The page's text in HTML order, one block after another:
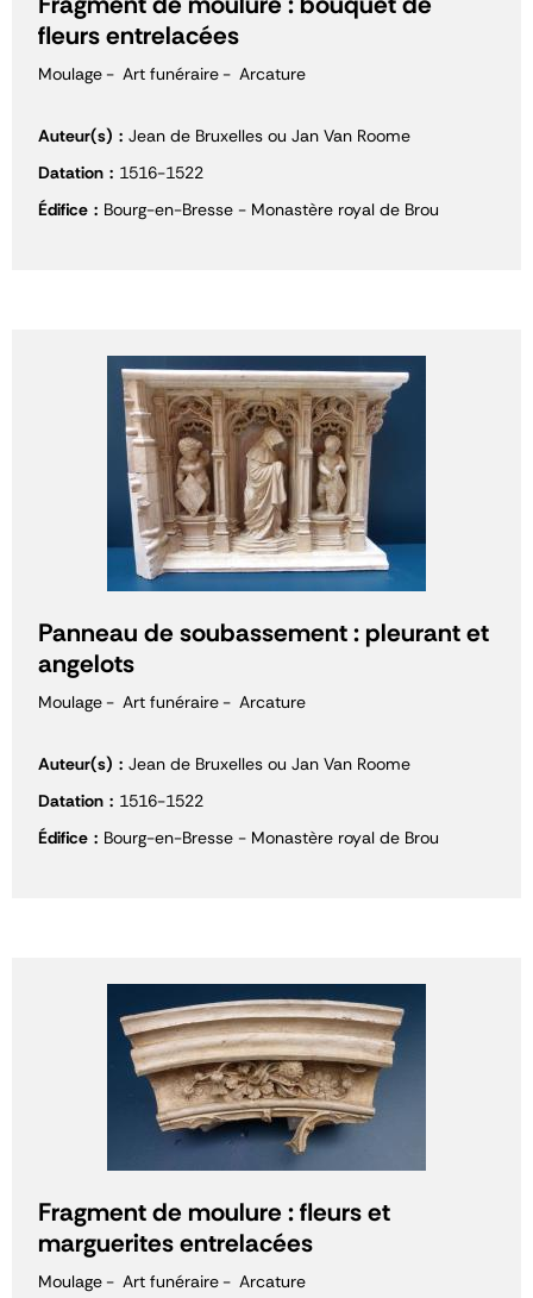
fleurs entrelacées
Moulage Art funéraire Arcature
Auteur(s)
Jean de Bruxelles ou Jan Van Roome
Datation
1516-1522
Édifice
Bourg-en-Bresse - Monastère royal de Brou
Panneau de soubassement : pleurant et
angelots
Moulage Art funéraire Arcature
Auteur(s)
Jean de Bruxelles ou Jan Van Roome
Datation
1516-1522
Édifice
Bourg-en-Bresse - Monastère royal de Brou
Fragment de moulure : fleurs et
marguerites entrelacées
Moulage Art funéraire Arcature